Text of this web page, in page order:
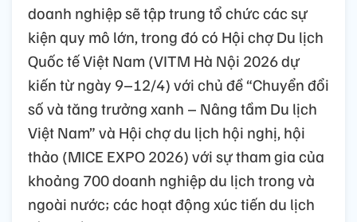
doanh nghiệp sẽ tập trung tổ chức các sự
kiện quy mô lớn, trong đó có Hội chợ Du lịch
Quốc tế Việt Nam (VITM Hà Nội 2026 dự
kiến từ ngày 9–12/4) với chủ đề “Chuyển đổi
số và tăng trưởng xanh – Nâng tầm Du lịch
Việt Nam” và Hội chợ du lịch hội nghị, hội
thảo (MICE EXPO 2026) với sự tham gia của
khoảng 700 doanh nghiệp du lịch trong và
ngoài nước; các hoạt động xúc tiến du lịch